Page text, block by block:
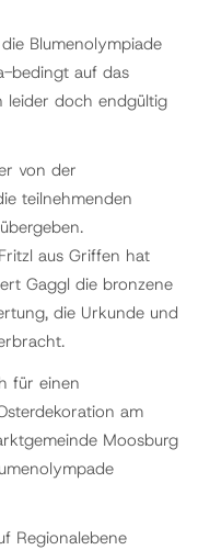
Blumenolympiade
bedingt auf das
leider doch endgültig
von der
teilnehmenden
aus Griffen hat
Gaggl die bronzene
die Urkunde und
für einen
am
Moosburg
Regionalebene